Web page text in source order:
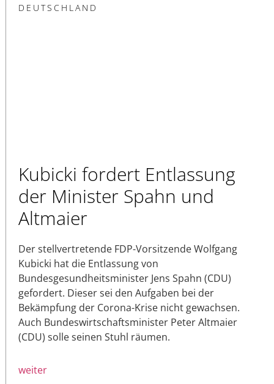
DEUTSCHLAND
Kubicki fordert Entlassung
der Minister Spahn und
Altmaier
Der stellvertretende FDP-Vorsitzende Wolfgang
Kubicki hat die Entlassung von
Bundesgesundheitsminister Jens Spahn (CDU)
gefordert. Dieser sei den Aufgaben bei der
Bekämpfung der Corona-Krise nicht gewachsen.
Auch Bundeswirtschaftsminister Peter Altmaier
(CDU) solle seinen Stuhl räumen.
weiter